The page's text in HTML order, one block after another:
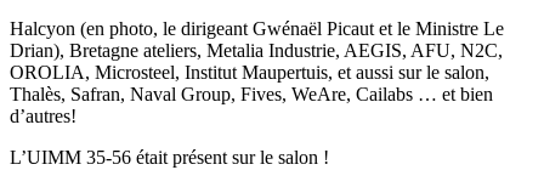
Halcyon (en photo, le dirigeant Gwénaël Picaut et le Ministre Le
Drian), Bretagne ateliers, Metalia Industrie, AEGIS, AFU, N2C,
OROLIA, Microsteel, Institut Maupertuis, et aussi sur le salon,
Thalès, Safran, Naval Group, Fives, WeAre, Cailabs … et bien
d’autres!
L’UIMM 35-56 était présent sur le salon !